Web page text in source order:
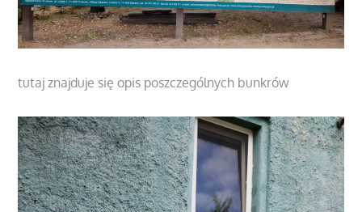
tutaj znajduje się opis poszczególnych bunkrów